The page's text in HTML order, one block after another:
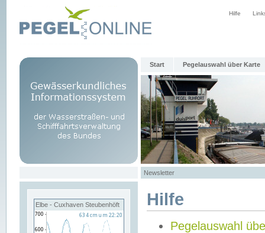
Hilfe
Start Pegelauswahl über Karte
Newsletter
Elbe - Cuxhaven Steubenhöft Hilfe
Pegelauswahl